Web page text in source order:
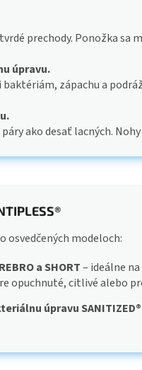
prechody. Ponožka sa
úpravu.
zápachu a
ako desať lacných.
modeloch:
a SHORT– ideálne
opuchnuté, citlivé alebo
úpravu